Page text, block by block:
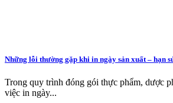
Những lỗi thường gặp khi in ngày sản xuất – hạn
Trong quy trình đóng gói thực phẩm, dược
việc in ngày...